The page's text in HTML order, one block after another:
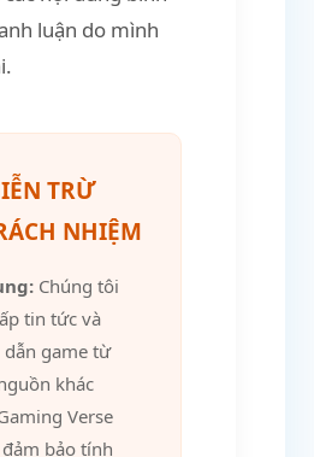
luận do mình
TRỪ
NHIỆM
Chúng tôi
tin tức và
game từ
khác
Verse
bảo tính